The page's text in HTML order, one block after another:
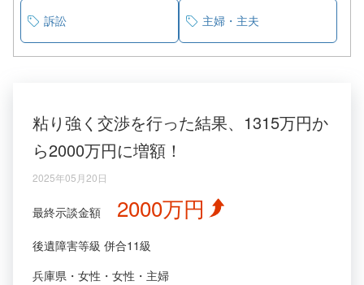
訴訟 主婦・主夫
粘り強く交渉を行った結果、1315万円か
ら2000万円に増額！
2025年05月20日
最終示談金額 2000万円
後遺障害等級 併合11級
兵庫県
女性 女性 主婦